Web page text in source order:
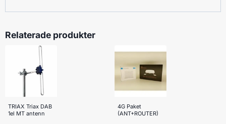
Relaterade produkter
TRIAX Triax DAB
1el MT antenn
4G Paket
(ANT+ROUTER)